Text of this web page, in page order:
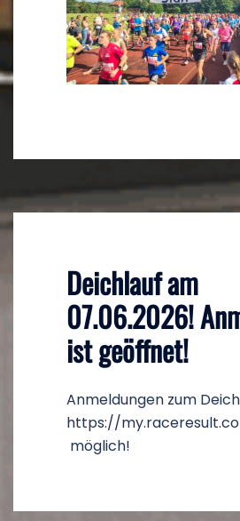
Deichlauf am
07.06.2026!
ist geöffnet!
Anmeldungen zum
https://
möglich!